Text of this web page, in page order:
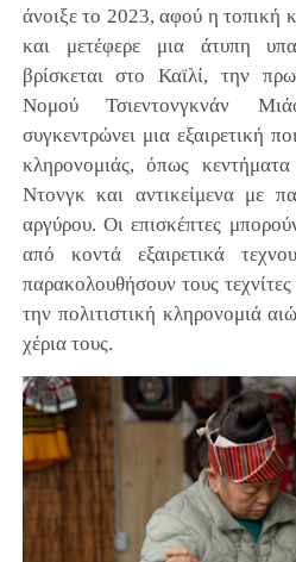
άνοιξε το 2023, αφού η τοπική
και μετέφερε μια άτυπη
βρίσκεται στο Καϊλί, την
Νομού Τσιεντονγκνάν
συγκεντρώνει μια εξαιρετική
κληρονομιάς, όπως
Ντονγκ και αντικείμενα με
αργύρου. Οι επισκέπτες
από κοντά εξαιρετικά
παρακολουθήσουν τους
την πολιτιστική κληρονομιά
χέρια τους.